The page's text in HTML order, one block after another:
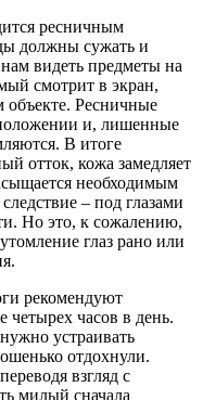
ресничным
должны сужать и
видеть предметы на
смотрит в экран,
объекте. Ресничные
и, лишенные
В итоге
отток, кожа замедляет
необходимым
– под глазами
Но это, к сожалению,
глаз рано или
рекомендуют
четырех часов в день.
устраивать
отдохнули.
взгляд с
милый сначала